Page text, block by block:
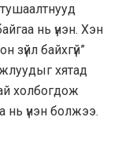
нь үнэн. Хэн
байхгүй”
хятад
холбогдож
нь үнэн болжээ.